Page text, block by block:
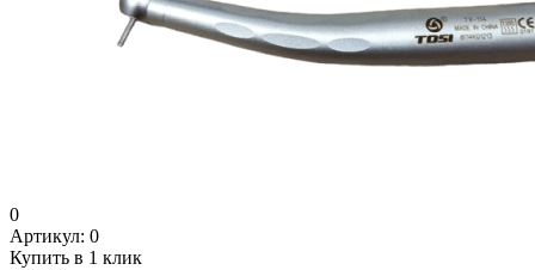
0
Артикул: 0
Купить в 1 клик